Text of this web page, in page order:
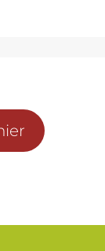
48.00€